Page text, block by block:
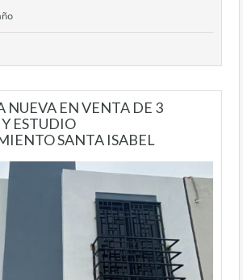
NUEVA EN VENTA DE 3
ESTUDIO
SANTA ISABEL